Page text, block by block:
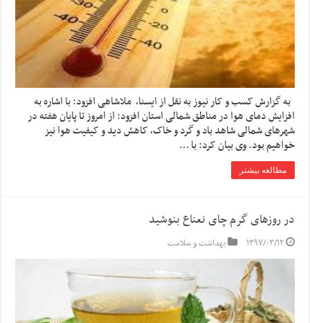
‌به گزارش کسب و کار نیوز به نقل از ایسنا، ‌ملاشاهی افزود: با اشاره به
افزایش دمای هوا در مناطق شمالی استان افزود: از امروز تا پایان هفته در
شهرهای شمالی شاهد باد و گرد و خاک، کاهش دید و کیفیت هوا نیز
خواهیم بود‌. وی بیان کرد: با …
مطالعه بیشتر
در روزهای گرم چای نعناع بنوشید
۱۳۹۷/۰۳/۱۲ بهداشت و سلامت